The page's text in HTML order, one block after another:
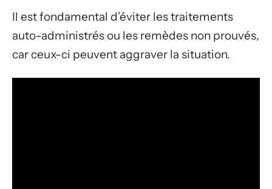
Il est fondamental d’éviter les traitements
auto-administrés ou les remèdes non prouvés,
car ceux-ci peuvent aggraver la situation.